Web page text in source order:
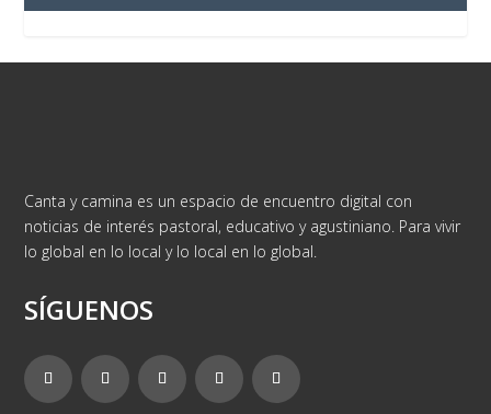
Canta y camina es un espacio de encuentro digital con
noticias de interés pastoral, educativo y agustiniano. Para vivir
lo global en lo local y lo local en lo global.
SÍGUENOS